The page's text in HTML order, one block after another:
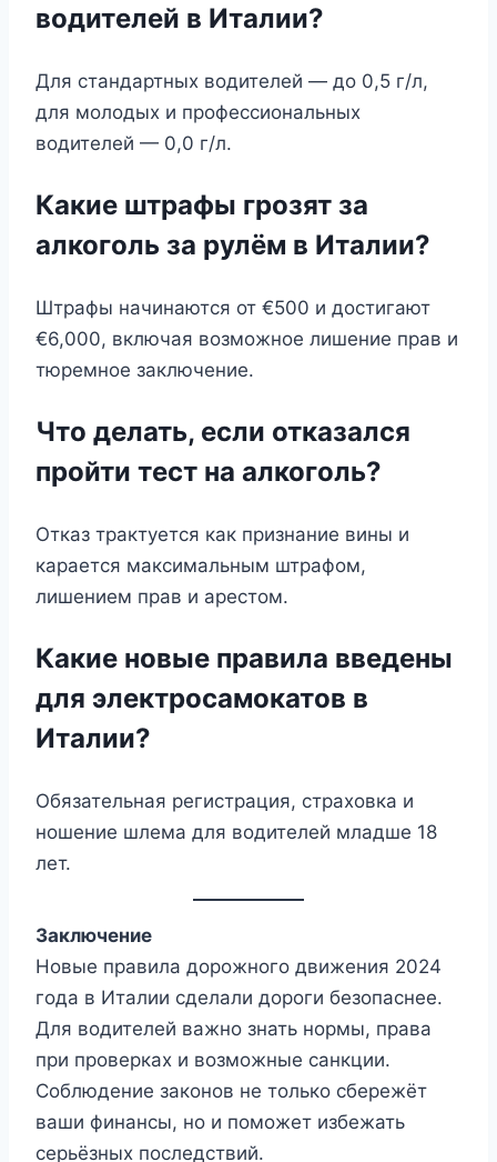
водителей в Италии?
Для стандартных водителей — до 0,5 г/л,
для молодых и профессиональных
водителей — 0,0 г/л.
Какие штрафы грозят за
алкоголь за рулём в Италии?
Штрафы начинаются от €500 и достигают
€6,000, включая возможное лишение прав и
тюремное заключение.
Что делать, если отказался
пройти тест на алкоголь?
Отказ трактуется как признание вины и
карается максимальным штрафом,
лишением прав и арестом.
Какие новые правила введены
для электросамокатов в
Италии?
Обязательная регистрация, страховка и
ношение шлема для водителей младше 18
лет.
Заключение
Новые правила дорожного движения 2024
года в Италии сделали дороги безопаснее.
Для водителей важно знать нормы, права
при проверках и возможные санкции.
Соблюдение законов не только сбережёт
ваши финансы, но и поможет избежать
серьёзных последствий.